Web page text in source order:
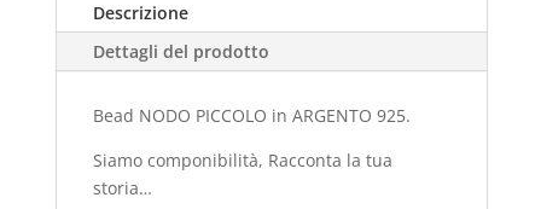
Descrizione
Dettagli del prodotto
Bead NODO PICCOLO in ARGENTO 925.
Siamo componibilità, Racconta la tua
storia…